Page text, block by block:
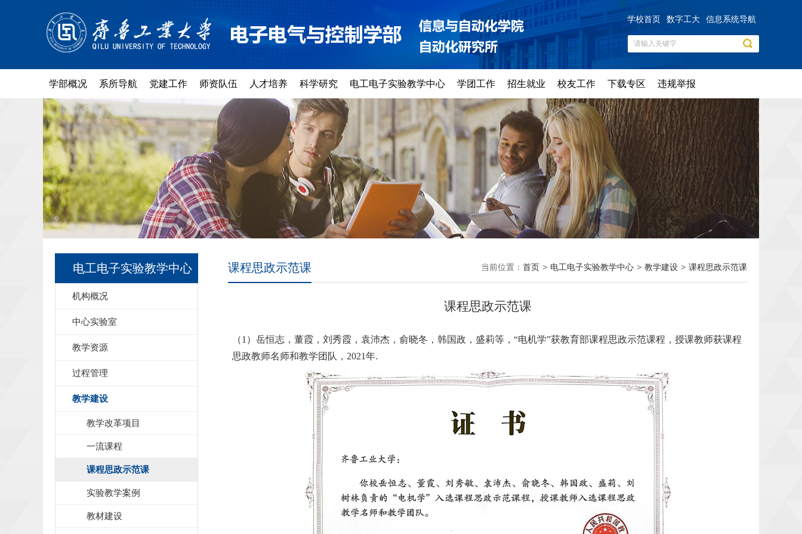
学校首页 数字工大 信息系统导航
学部概况 系所导航 党建工作 师资队伍 人才培养 科学研究 电工电子实验教学中心 学团工作 招生就业 校友工作 下载专区 违规举报
电工电子实验教学中心
机构概况
中心实验室
教学资源
过程管理
教学建设
教学改革项目
一流课程
课程思政示范课
实验教学案例
教材建设
当前位置： 首页 > 电工电子实验教学中心 > 教学建设 > 课程思政示范课
课程思政示范课
课程思政示范课
（1）岳恒志，董霞，刘秀霞，袁沛杰，俞晓冬，韩国政，盛莉等，“电机学”获教育部课程思政示范课程，授课教师获课程
思政教师名师和教学团队， 2021年.